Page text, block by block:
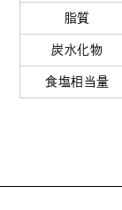
脂質
炭水化物
食塩相当量